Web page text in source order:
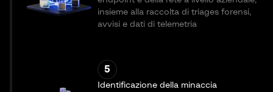
insieme alla raccolta di triages forensi,
avvisi e dati di telemetria
5
Identificazione della minaccia